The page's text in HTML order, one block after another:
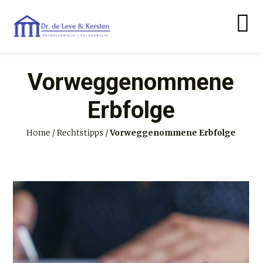
Vorweggenommene
Erbfolge
Home /Rechtstipps /Vorweggenommene Erbfolge